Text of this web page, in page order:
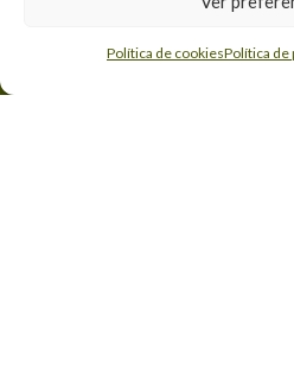
Política de cookiesPolítica de
Accesibilidad